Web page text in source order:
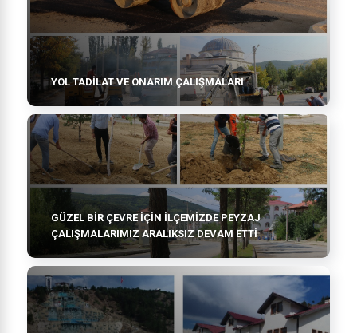
YOL TADİLAT VE ONARIM ÇALIŞMALARI
GÜZEL BİR ÇEVRE İÇİN İLÇEMİZDE PEYZAJ
ÇALIŞMALARIMIZ ARALIKSIZ DEVAM ETTİ